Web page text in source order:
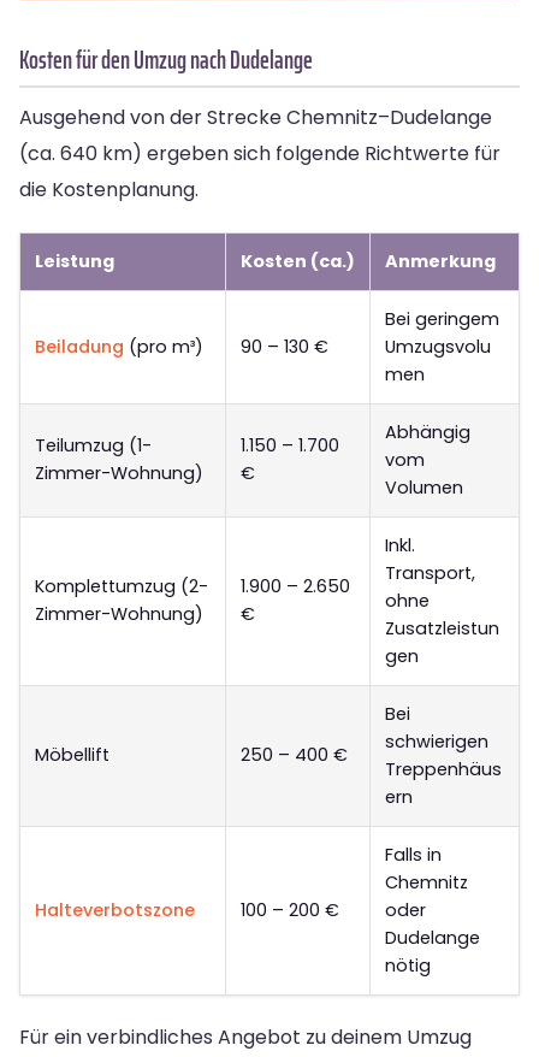
Kosten für den Umzug nach Dudelange
Ausgehend von der Strecke Chemnitz–Dudelange
(ca. 640 km) ergeben sich folgende Richtwerte für
die Kostenplanung.
Leistung Kosten (ca.) Anmerkung
Beiladung (pro m³) 90 – 130 €
Bei geringem
Umzugsvolu
men
Teilumzug (1-
Zimmer-Wohnung)
1.150 – 1.700
€
Abhängig
vom
Volumen
Komplettumzug (2-
Zimmer-Wohnung)
1.900 – 2.650
€
Inkl.
Transport,
ohne
Zusatzleistun
gen
Möbellift 250 – 400 €
Bei
schwierigen
Treppenhäus
ern
Halteverbotszone 100 – 200 €
Falls in
Chemnitz
oder
Dudelange
nötig
Für ein verbindliches Angebot zu deinem Umzug